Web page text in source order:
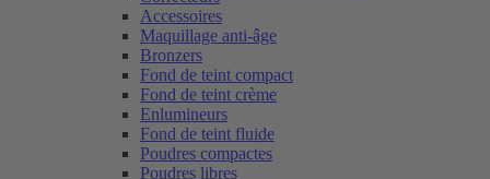
Accessoires
Maquillage anti-âge
Bronzers
Fond de teint compact
Fond de teint crème
Enlumineurs
Fond de teint fluide
Poudres compactes
Poudres libres